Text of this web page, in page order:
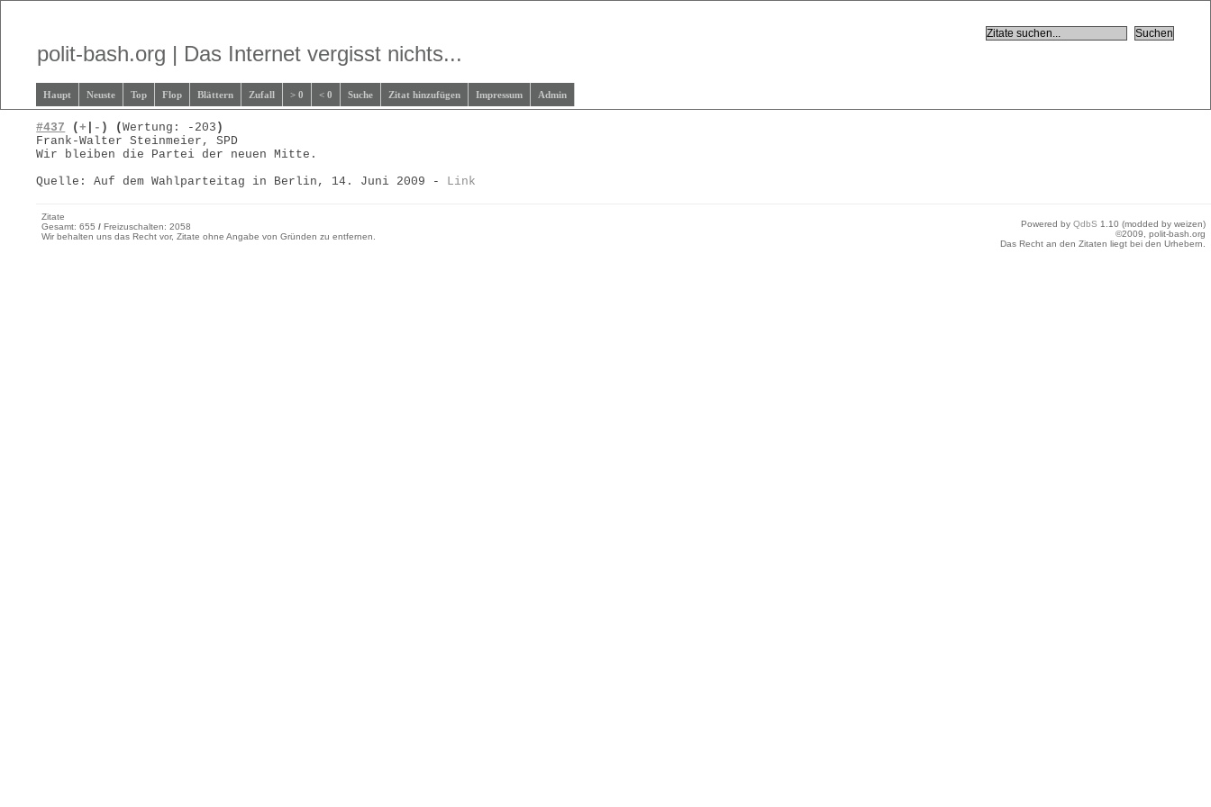
polit-bash.org | Das Internet vergisst nichts...
Haupt Neuste Top Flop Blättern Zufall > 0 < 0 Suche Zitat hinzufügen Impressum Admin
#437 (+ - ) (Wertung: -203 )
Frank-Walter Steinmeier, SPD
Wir bleiben die Partei der neuen Mitte.
Quelle: Auf dem Wahlparteitag in Berlin, 14. Juni 2009 - Link
Zitate
Gesamt: 655/ Freizuschalten: 2058
Wir behalten uns das Recht vor, Zitate ohne Angabe von Gründen zu entfernen.
Powered by QdbS 1.10 (modded by weizen)
©2009, polit-bash.org
Das Recht an den Zitaten liegt bei den Urhebern.